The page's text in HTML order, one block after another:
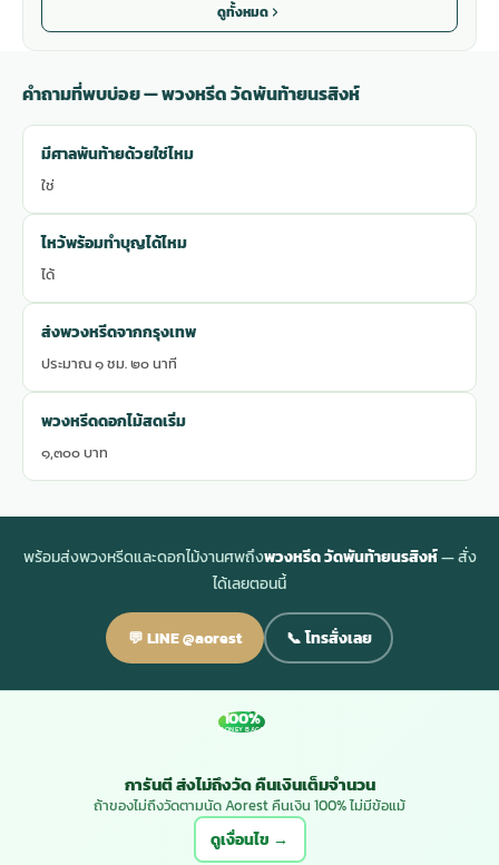
ดูทั้งหมด
คำถามที่พบบ่อย — พวงหรีด วัดพันท้ายนรสิงห์
มีศาลพันท้ายด้วยใช่ไหม
ใช่
ไหว้พร้อมทำบุญได้ไหม
ได้
ส่งพวงหรีดจากกรุงเทพ
ประมาณ ๑ ชม. ๒๐ นาที
พวงหรีดดอกไม้สดเริ่ม
๑,๓๐๐ บาท
พร้อมส่งพวงหรีดและดอกไม้งานศพถึงพวงหรีด วัดพันท้ายนรสิงห์— สั่ง
ได้เลยตอนนี้
💬 LINE @aorest 📞 โทรสั่งเลย
100%
MONEY BACK
การันตี ส่งไม่ถึงวัด คืนเงินเต็มจำนวน
ถ้าของไม่ถึงวัดตามนัด Aorest คืนเงิน 100% ไม่มีข้อแม้
ดูเงื่อนไข →